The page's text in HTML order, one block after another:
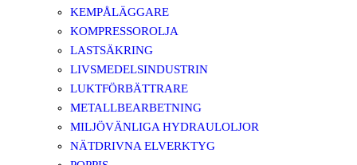
KEMPÅLÄGGARE
KOMPRESSOROLJA
LASTSÄKRING
LIVSMEDELSINDUSTRIN
LUKTFÖRBÄTTRARE
METALLBEARBETNING
MILJÖVÄNLIGA HYDRAULOLJOR
NÄTDRIVNA ELVERKTYG